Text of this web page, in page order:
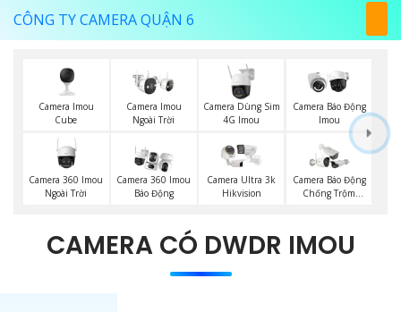
CÔNG TY CAMERA QUẬN 6
Camera Imou
Cube
Camera Imou
Ngoài Trời
Camera Dùng Sim
4G Imou
Camera Báo Động
Imou
Camera 360 Imou
Ngoài Trời
Camera 360 Imou
Báo Động
Camera Ultra 3k
Hikvision
Camera Báo Động
Chống Trộm
CAMERA CÓ DWDR IMOU